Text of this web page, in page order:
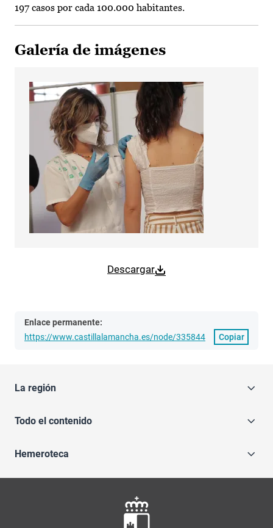
197 casos por cada 100.000 habitantes.
Galería de imágenes
Descargar
Enlace permanente:
https://www.castillalamancha.es/node/335844
Copiar
La región
Todo el contenido
Hemeroteca